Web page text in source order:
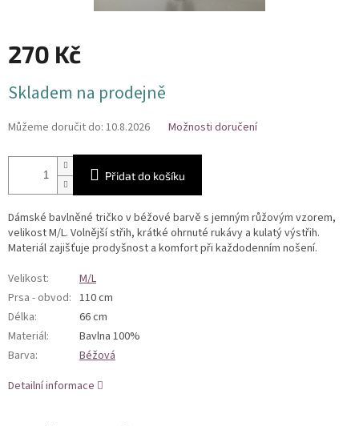
270 Kč
cena:
Skladem na prodejně
Můžeme doručit do: 10.8.2026 Možnosti doručení
Přidat do košíku
Dámské bavlněné tričko v béžové barvě s jemným růžovým vzorem,
velikost M/L. Volnější střih, krátké ohrnuté rukávy a kulatý výstřih.
Materiál zajišťuje prodyšnost a komfort při každodenním nošení.
Velikost:
M/L
Prsa - obvod: 110 cm
Délka:
66 cm
Materiál:
Bavlna 100%
Barva:
Béžová
Detailní informace